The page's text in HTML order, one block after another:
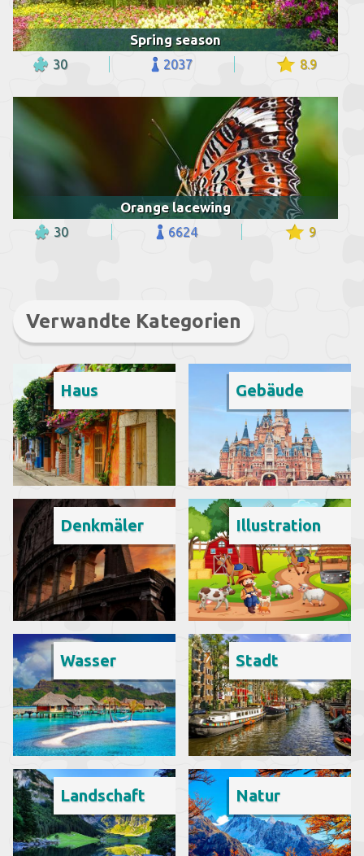
Spring season
30 2037 8.9
Orange lacewing
30 6624 9
Verwandte Kategorien
Haus Gebäude
Denkmäler Illustration
Wasser Stadt
Landschaft Natur